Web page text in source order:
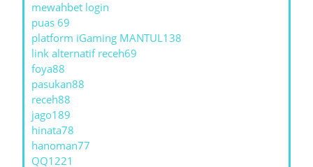
mewahbet login
puas 69
platform iGaming MANTUL138
link alternatif receh69
foya88
pasukan88
receh88
jago189
hinata78
hanoman77
QQ1221